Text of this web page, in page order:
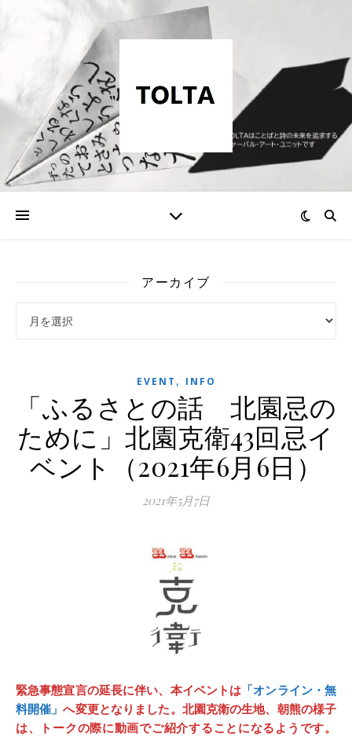
アーカイブ
EVENT , INFO
「ふるさとの話 北園忌の
ために」北園克衛43回忌イ
ベント（2021年6月6日）
2021年5月7日
緊急事態宣言の延長に伴い、本イベントは 「オンライン・無
料開催」へ変更となりました。北園克衛の生地、朝熊の様子
は、トークの際に動画でご紹介することになるようです。